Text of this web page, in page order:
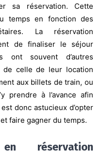
sa réservation. Cette
temps en fonction des
La réservation
de finaliser le séjour
ont souvent d’autres
celle de leur location
aux billets de train, ou
prendre à l’avance afin
donc astucieux d’opter
faire gagner du temps.
réservation